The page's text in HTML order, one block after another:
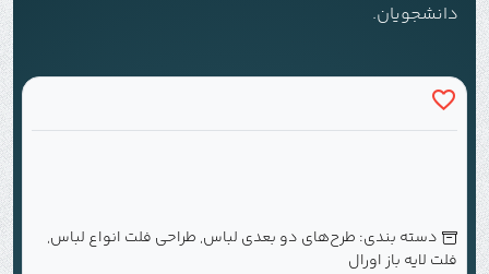
دانشجویان.
دسته بندی: طرح‌های دو بعدی لباس, طراحی فلت انواع لباس,
فلت لایه باز اورال